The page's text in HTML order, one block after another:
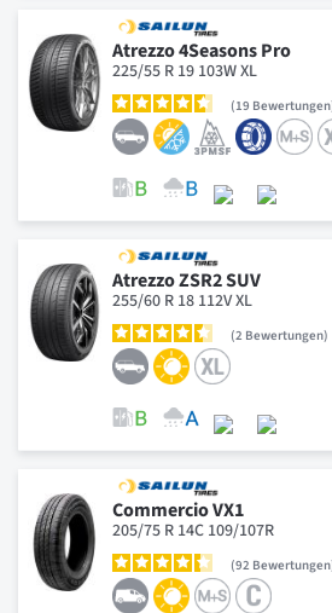
Atrezzo 4Seasons Pro
225/55 R 19 103W XL
19 Bewertungen
Atrezzo ZSR2 SUV
255/60 R 18 112V XL
2 Bewertungen
Commercio VX1
205/75 R 14C 109/107R
92 Bewertungen